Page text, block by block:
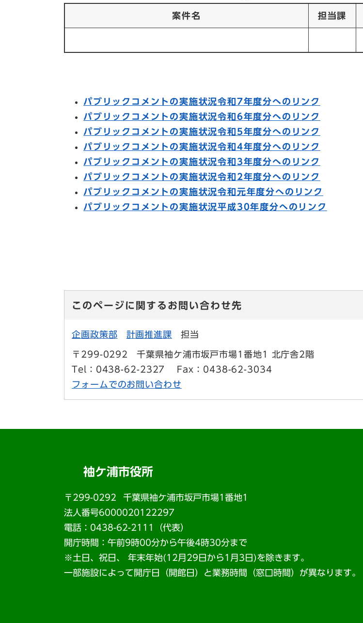
案件名 担当課
パブリックコメントの実施状況令和7年度分へのリンク
パブリックコメントの実施状況令和6年度分へのリンク
パブリックコメントの実施状況令和5年度分へのリンク
パブリックコメントの実施状況令和4年度分へのリンク
パブリックコメントの実施状況令和3年度分へのリンク
パブリックコメントの実施状況令和2年度分へのリンク
パブリックコメントの実施状況令和元年度分へのリンク
パブリックコメントの実施状況平成30年度分へのリンク
このページに関するお問い合わせ先
企画政策部 計画推進課 担当
〒299-0292
千葉県袖ケ浦市坂戸市場1番地1 北庁舎2階
Tel：0438-62-2327
Fax：0438-62-3034
フォームでのお問い合わせ
袖ケ浦市役所
〒299-0292
千葉県袖ケ浦市坂戸市場1番地1
法人番号6000020122297
電話：0438-62-2111（代表）
開庁時間：午前9時00分から午後4時30分まで
※土日、祝日、 年末年始(12月29日から1月3日)を除きます。
一部施設によって開庁日（開館日）と業務時間（窓口時間）が異なります。